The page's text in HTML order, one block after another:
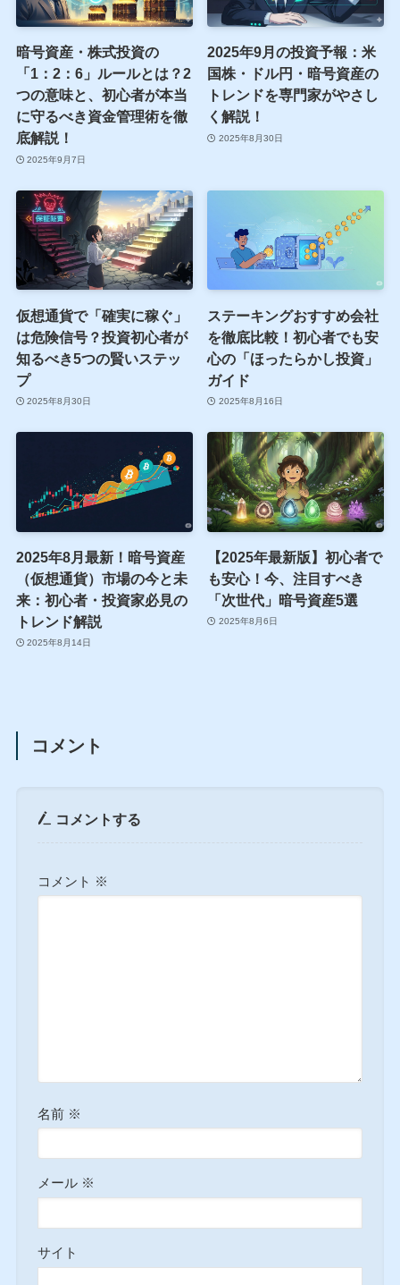
暗号資産・株式投資の
「1：2：6」ルールとは？2
つの意味と、初心者が本当
に守るべき資金管理術を徹
底解説！
2025年9月7日
2025年9月の投資予報：米
国株・ドル円・暗号資産の
トレンドを専門家がやさし
く解説！
2025年8月30日
仮想通貨で「確実に稼ぐ」
は危険信号？投資初心者が
知るべき5つの賢いステッ
プ
2025年8月30日
ステーキングおすすめ会社
を徹底比較！初心者でも安
心の「ほったらかし投資」
ガイド
2025年8月16日
2025年8月最新！暗号資産
（仮想通貨）市場の今と未
来：初心者・投資家必見の
トレンド解説
2025年8月14日
【2025年最新版】初心者で
も安心！今、注目すべき
「次世代」暗号資産5選
2025年8月6日
コメント
コメントする
コメント ※
名前 ※
メール ※
サイト